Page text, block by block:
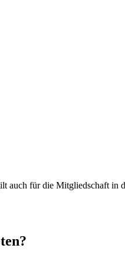
für die Mitgliedschaft in